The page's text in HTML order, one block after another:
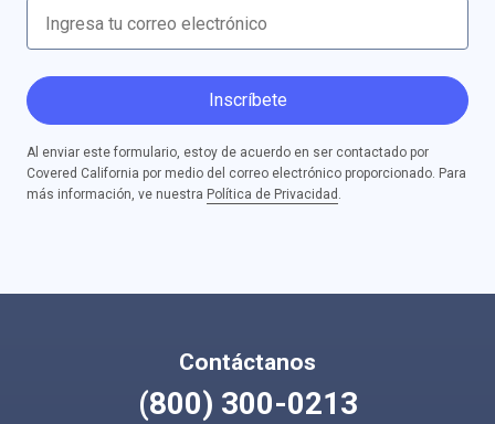
Inscríbete
Al enviar este formulario, estoy de acuerdo en ser contactado por
Covered California por medio del correo electrónico proporcionado. Para
más información, ve nuestra Política de Privacidad .
Contáctanos
(800) 300-0213